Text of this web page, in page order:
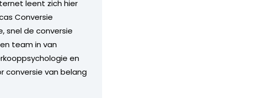
leent zich hier
Conversie
snel de conversie
team in van
en
conversie van belang